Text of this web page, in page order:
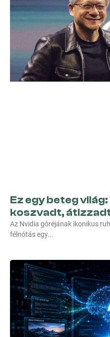
Ez egy beteg
koszvadt,
Az Nvidia góréjának ikonikus
félnótás egy